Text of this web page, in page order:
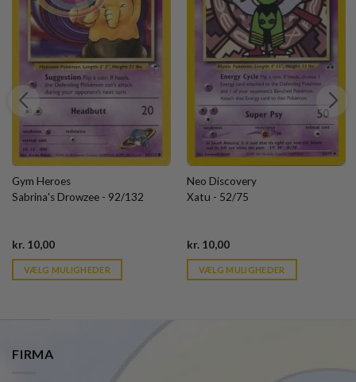
Gym Heroes
Sabrina's Drowzee - 92/132
kr. 10,00Current
is:
kr. 39,95.
VÆLG MULIGHEDER
Neo Discovery
Xatu - 52/75
kr.10,00Current
is:
kr. 39,95.
VÆLG MULIGHEDER
FIRMA